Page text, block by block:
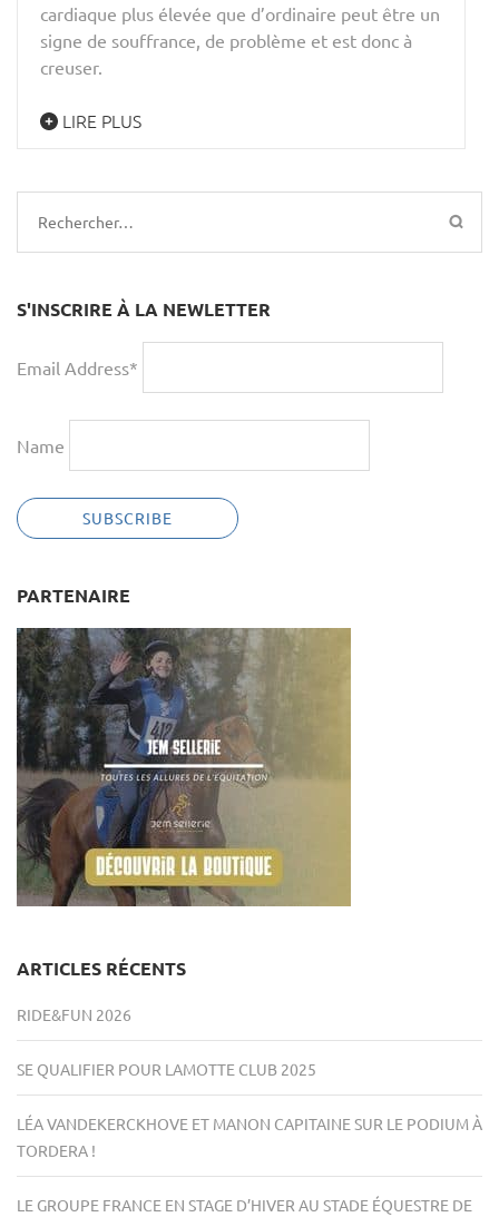
cardiaque plus élevée que d’ordinaire peut être un
signe de souffrance, de problème et est donc à
creuser.
LIRE PLUS
Rechercher :
S'INSCRIRE À LA NEWLETTER
Email Address*
Name
PARTENAIRE
ARTICLES RÉCENTS
RIDE&FUN 2026
SE QUALIFIER POUR LAMOTTE CLUB 2025
LÉA VANDEKERCKHOVE ET MANON CAPITAINE SUR LE PODIUM À
TORDERA !
LE GROUPE FRANCE EN STAGE D’HIVER AU STADE ÉQUESTRE DE